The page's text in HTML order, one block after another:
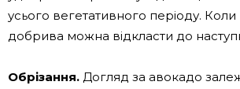
усього вегетативного періоду.
добрива можна відкласти до
Обрізання. Догляд за авокадо